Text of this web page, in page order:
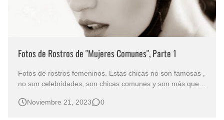
Fotos de Rostros de "Mujeres Comunes", Parte 1
Fotos de rostros femeninos. Estas chicas no son famosas ,
no son celebridades, son chicas comunes y son más que
MUJERES “ COMUNES ” PERO BONITA FOTOGRAFÍA
Noviembre 21, 2023 0